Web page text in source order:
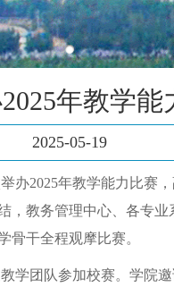
学生技能大赛
基础教学部
年教学能
2025-05-19
办2025年教学能力比赛
，教务管理中心、各专业
骨干全程观摩比赛。
学团队参加校赛。学院